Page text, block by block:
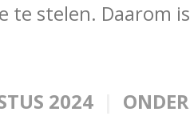
te stelen. Daarom
2024